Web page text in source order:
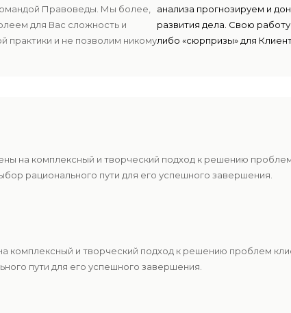
Правоведы. Мы более,
для Вас сложность и
практики и не позволим никому
анализа прогнозируем и
развития дела. Свою
либо «сюрпризы» для
на комплексный и творческий подход к решению
рационального пути для его успешного завершения.
комплексный и творческий подход к решению проблем
пути для его успешного завершения.